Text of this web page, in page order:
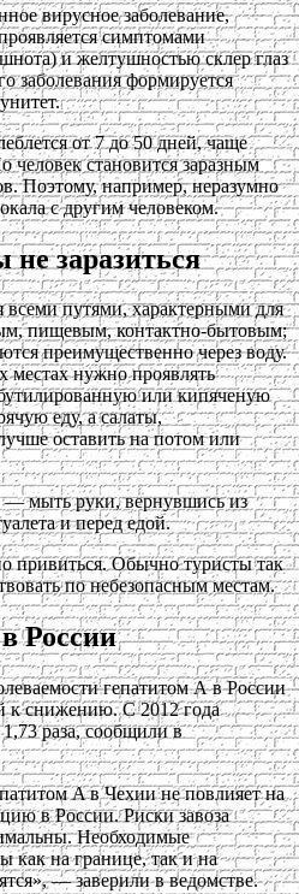
вирусное заболевание,
симптомами
и желтушностью склер глаз
заболевания формируется
от 7 до 50 дней, чаще
человек становится заразным
Поэтому, например, неразумно
с другим человеком.
не заразиться
всеми путями, характерными для
пищевым, контактно-бытовым;
преимущественно через воду.
местах нужно проявлять
или кипяченую
еду, а салаты,
оставить на потом или
— мыть руки, вернувшись из
и перед едой.
привиться. Обычно туристы так
по небезопасным местам.
России
гепатитом А в России
к снижению. С 2012 года
1,73 раза, сообщили в
A в Чехии не повлияет на
в России. Риски завоза
Необходимые
как на границе, так и на
— заверили в ведомстве.